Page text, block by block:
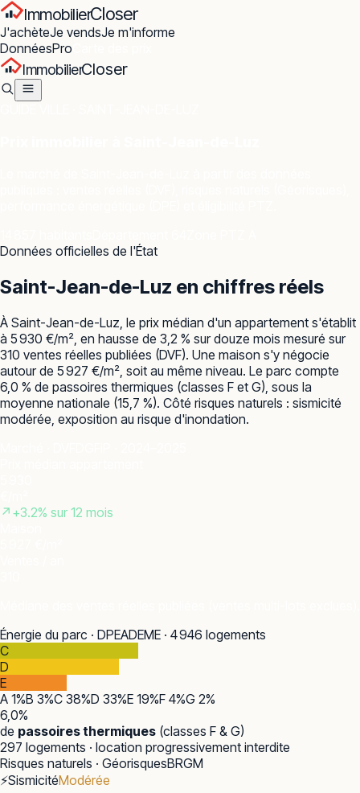
ImmobilierCloser
J'achèteJe vendsJe m'informe
DonnéesPro
ImmobilierCloser
Données officielles de l'État
Saint-Jean-de-Luz en chiffres réels
À Saint-Jean-de-Luz, le prix médian d'un appartement s'établit
à 5 930 €/m², en hausse de 3,2 % sur douze mois mesuré sur
310 ventes réelles publiées (DVF). Une maison s'y négocie
autour de 5 927 €/m², soit au même niveau. Le parc compte
6,0 % de passoires thermiques (classes F et G), sous la
moyenne nationale (15,7 %). Côté risques naturels : sismicité
modérée, exposition au risque d'inondation.
↗ +3.2% sur 12 mois
Énergie du parc · DPEADEME · 4 946 logements
C
D
E
A 1%B 3%C 38%D 33%E 19%F 4%G 2%
6,0%
de passoires thermiques (classes F & G)
297 logements · location progressivement interdite
Risques naturels · GéorisquesBRGM
⚡SismicitéModérée